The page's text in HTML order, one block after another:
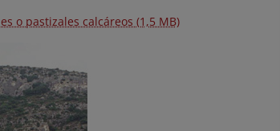
o pastizales calcáreos (1,5 MB)